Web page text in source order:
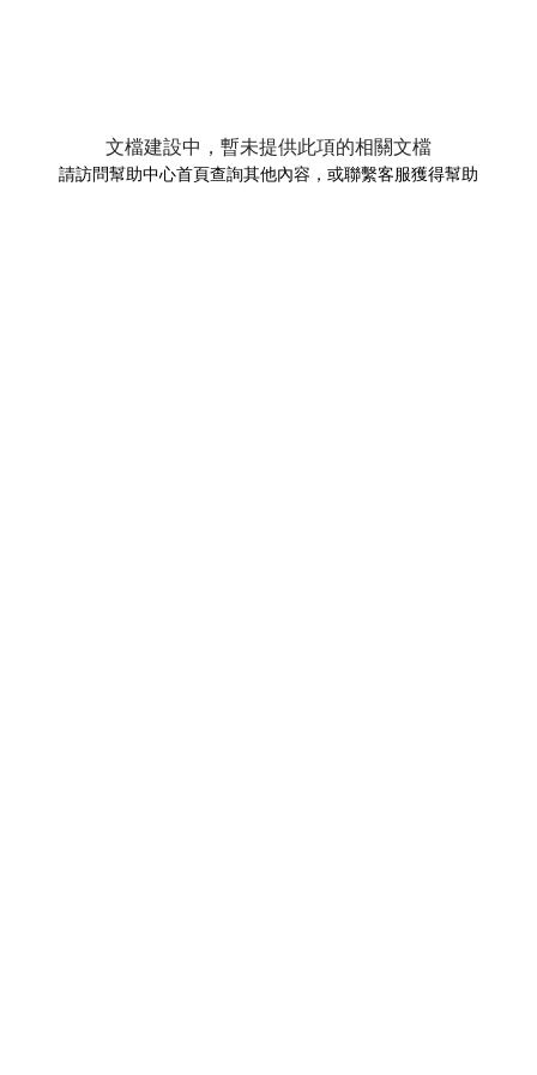
文檔建設中，暫未提供此項的相關文檔
請訪問幫助中心首頁查詢其他內容，或聯繫客服獲得幫助